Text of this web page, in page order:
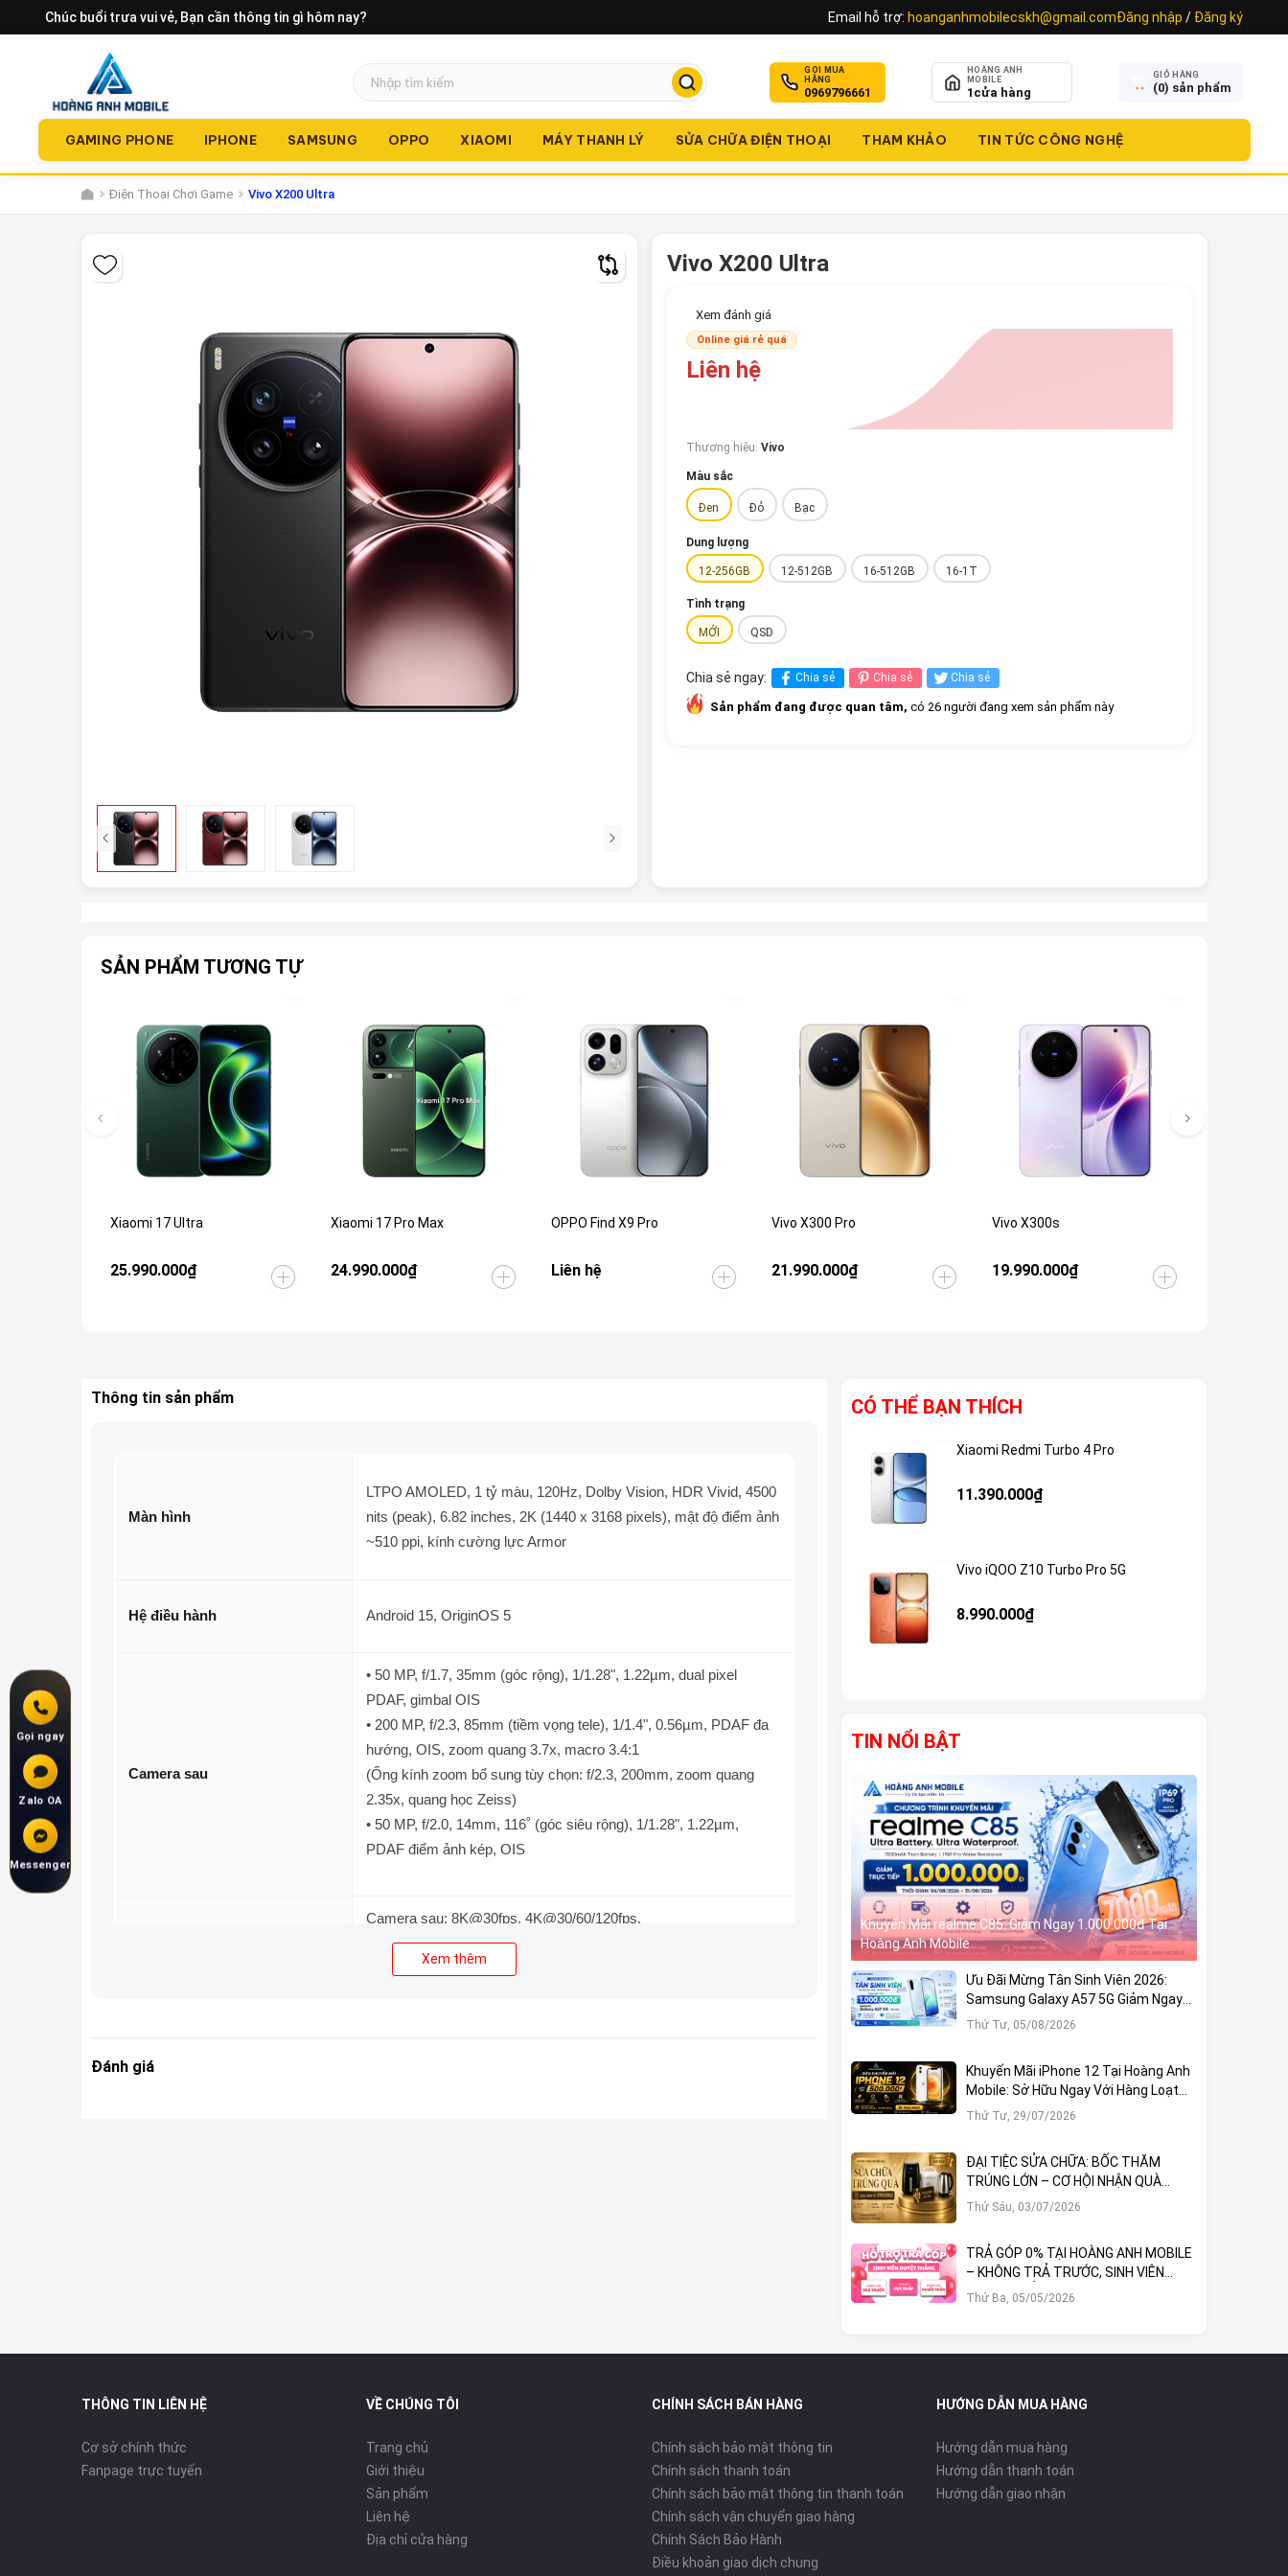
Chúc buổi trưa vui vẻ, Bạn cần thông tin gì hôm nay? Email hỗ trợ: hoanganhmobilecskh@gmail.comĐăng nhập / Đăng ký
GỌI MUA
HÀNG
0969796661
HOÀNG ANH
MOBILE
1 cửa hàng
GIỎ HÀNG
(0) sản phẩm
GAMING PHONE IPHONE SAMSUNG OPPO XIAOMI MÁY THANH LÝ SỬA CHỮA ĐIỆN THOẠI THAM KHẢO TIN TỨC CÔNG NGHỆ
Điện Thoại Chơi Game Vivo X200 Ultra
Vivo X200 Ultra
Xem đánh giá
Online giá rẻ quá
Liên hệ
Thương hiệu: Vivo
Màu sắc
Đen Đỏ Bạc
Dung lượng
12-256GB 12-512GB 16-512GB 16-1T
Tình trạng
MỚI QSD
Chia sẻ ngay: Chia sẻ Chia sẻ Chia sẻ
Sản phẩm đang được quan tâm, có 26 người đang xem sản phẩm này
SẢN PHẨM TƯƠNG TỰ
Xiaomi 17 Ultra
25.990.000₫
Xiaomi 17 Pro Max
24.990.000₫
OPPO Find X9 Pro
Liên hệ
Vivo X300 Pro
21.990.000₫
Vivo X300s
19.990.000₫
Thông tin sản phẩm
Màn hình
LTPO AMOLED, 1 tỷ màu, 120Hz, Dolby Vision, HDR Vivid, 4500
nits (peak), 6.82 inches, 2K (1440 x 3168 pixels), mật độ điểm ảnh
~510 ppi, kính cường lực Armor
Hệ điều hành Android 15, OriginOS 5
Camera sau
• 50 MP, f/1.7, 35mm (góc rộng), 1/1.28", 1.22µm, dual pixel
PDAF, gimbal OIS
• 200 MP, f/2.3, 85mm (tiềm vọng tele), 1/1.4", 0.56µm, PDAF đa
hướng, OIS, zoom quang 3.7x, macro 3.4:1
(Ống kính zoom bổ sung tùy chọn: f/2.3, 200mm, zoom quang
2.35x, quang học Zeiss)
• 50 MP, f/2.0, 14mm, 116˚ (góc siêu rộng), 1/1.28", 1.22µm,
PDAF điểm ảnh kép, OIS
Camerasau: 8K@30fps, 4K@30/60/120fps,
1080p@30/60/120/240fps, gyro-EIS, Dolby Vision HDR, 10-bit
Log, HDR10+
Bộ nhớ trong 256GB – 1TB, UFS 4.1
Si/C Li-Ion 6000mAh
Xem thêm
Đánh giá
CÓ THỂ BẠN THÍCH
Xiaomi Redmi Turbo 4 Pro
11.390.000₫
Vivo iQOO Z10 Turbo Pro 5G
8.990.000₫
TIN NỔI BẬT
Khuyến Mãi realme C85: Giảm Ngay 1.000.000đ Tại
Hoàng Anh Mobile
Ưu Đãi Mừng Tân Sinh Viên 2026:
Samsung Galaxy A57 5G Giảm Ngay
1.000.000đ
Thứ Tư, 05/08/2026
Khuyến Mãi iPhone 12 Tại Hoàng Anh
Mobile: Sở Hữu Ngay Với Hàng Loạt
Ưu Đãi Hấp Dẫn
Thứ Tư, 29/07/2026
ĐẠI TIỆC SỬA CHỮA: BỐC THĂM
TRÚNG LỚN – CƠ HỘI NHẬN QUÀ
KHỦNG TẠI HOÀNG ANH MOBILE
Thứ Sáu, 03/07/2026
TRẢ GÓP 0% TẠI HOÀNG ANH MOBILE
– KHÔNG TRẢ TRƯỚC, SINH VIÊN
DUYỆT THẲNG!
Thứ Ba, 05/05/2026
THÔNG TIN LIÊN HỆ
Cơ sở chính thức
Fanpage trực tuyến
VỀ CHÚNG TÔI
Trang chủ
Giới thiệu
Sản phẩm
Liên hệ
Địa chỉ cửa hàng
CHÍNH SÁCH BÁN HÀNG
Chính sách bảo mật thông tin
Chính sách thanh toán
Chính sách bảo mật thông tin thanh toán
Chính sách vận chuyển giao hàng
Chính Sách Bảo Hành
Điều khoản giao dịch chung
HƯỚNG DẪN MUA HÀNG
Hướng dẫn mua hàng
Hướng dẫn thanh toán
Hướng dẫn giao nhận
Gọi ngay
Zalo OA
Messenger